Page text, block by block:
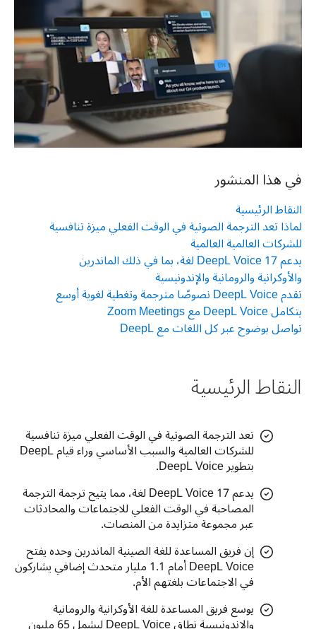
في هذا المنشور
النقاط الرئيسية
لماذا تعد الترجمة الصوتية في الوقت الفعلي ميزة تنافسية
للشركات العالمية العالمية
يدعم DeepL Voice 17 لغة، بما في ذلك الماندرين
والأوكرانية والرومانية والإندونيسية
تقدم DeepL Voice نصوصًا مترجمة وتغطية لغوية أوسع
يتكامل DeepL Voice مع Zoom Meetings
تواصل بوضوح عبر كل اللغات مع DeepL
النقاط الرئيسية
تعد الترجمة الصوتية في الوقت الفعلي ميزة تنافسية
للشركات العالمية والسبب الأساسي وراء قيام DeepL
بتطوير DeepL Voice.
يدعم DeepL Voice 17 لغة، مما يتيح ترجمة الترجمة
المصاحبة في الوقت الفعلي للاجتماعات والمحادثات
عبر مجموعة متزايدة من المنصات.
إن فريق المساعدة للغة الصينية الماندرين وحده يفتح
DeepL Voice أمام 1.1 مليار متحدث إضافي يشاركون
في الاجتماعات بلغتهم الأم.
يوسع فريق المساعدة للغة الأوكرانية والرومانية